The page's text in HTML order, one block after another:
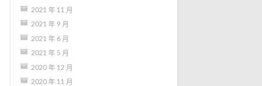
2021 年 11 月
2021 年 9 月
2021 年 6 月
2021 年 5 月
2020 年 12 月
2020 年 11 月